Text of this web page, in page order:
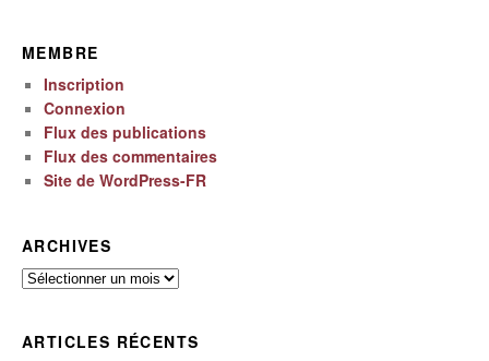
MEMBRE
Inscription
Connexion
Flux des publications
Flux des commentaires
Site de WordPress-FR
ARCHIVES
Archives
ARTICLES RÉCENTS